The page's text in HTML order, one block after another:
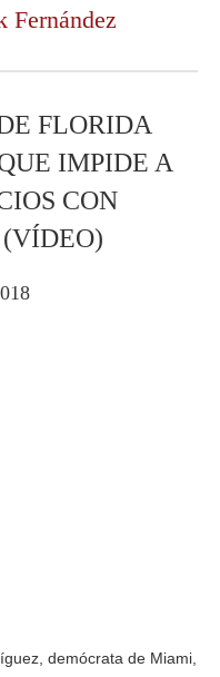
Fernández
FLORIDA
IMPIDE A
CON
demócrata de Miami,